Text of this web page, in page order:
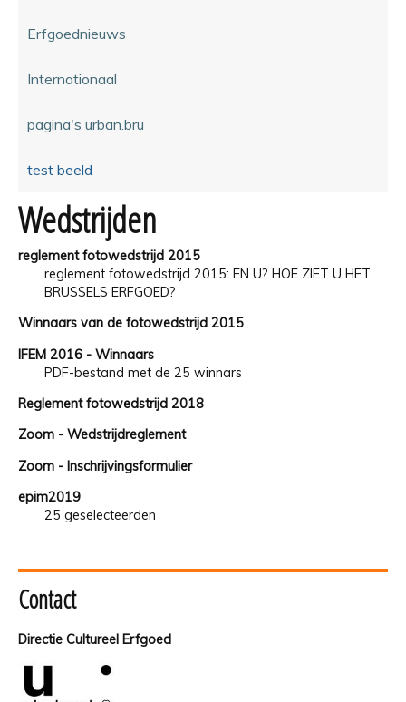
Erfgoednieuws
Internationaal
pagina's urban.bru
test beeld
Wedstrijden
reglement fotowedstrijd 2015
reglement fotowedstrijd 2015: EN U? HOE ZIET U HET
BRUSSELS ERFGOED?
Winnaars van de fotowedstrijd 2015
IFEM 2016 - Winnaars
PDF-bestand met de 25 winnars
Reglement fotowedstrijd 2018
Zoom - Wedstrijdreglement
Zoom - Inschrijvingsformulier
epim2019
25 geselecteerden
Contact
Directie Cultureel Erfgoed